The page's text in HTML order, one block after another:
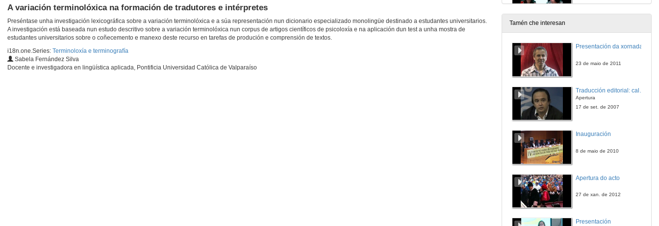
A variación terminolóxica na formación de tradutores e intérpretes
Preséntase unha investigación lexicográfica sobre a variación terminolóxica e a súa representación nun dicionario especializado monolingüe destinado a estudantes universitarios.
A investigación está baseada nun estudo descritivo sobre a variación terminolóxica nun corpus de artigos científicos de psicoloxía e na aplicación dun test a unha mostra de
estudantes universitarios sobre o coñecemento e manexo deste recurso en tarefas de produción e comprensión de textos.
i18n.one.Series: Terminoloxía e terminografía
Sabela Fernández Silva
Docente e investigadora en lingüística aplicada, Pontificia Universidad Católica de Valparaíso
Tamén che interesan
Presentación da xornada
23 de maio de 2011
Apertura
17 de set. de 2007
Inauguración
8 de maio de 2010
Apertura do acto
27 de xan. de 2012
Presentación